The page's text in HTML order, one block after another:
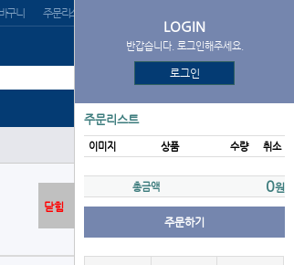
구니 주문리스트
LOGIN
반갑습니다. 로그인해주세요.
로그인
주문리스트
이미지 상품 수량 취소
총금액 0원
주문하기
닫힘